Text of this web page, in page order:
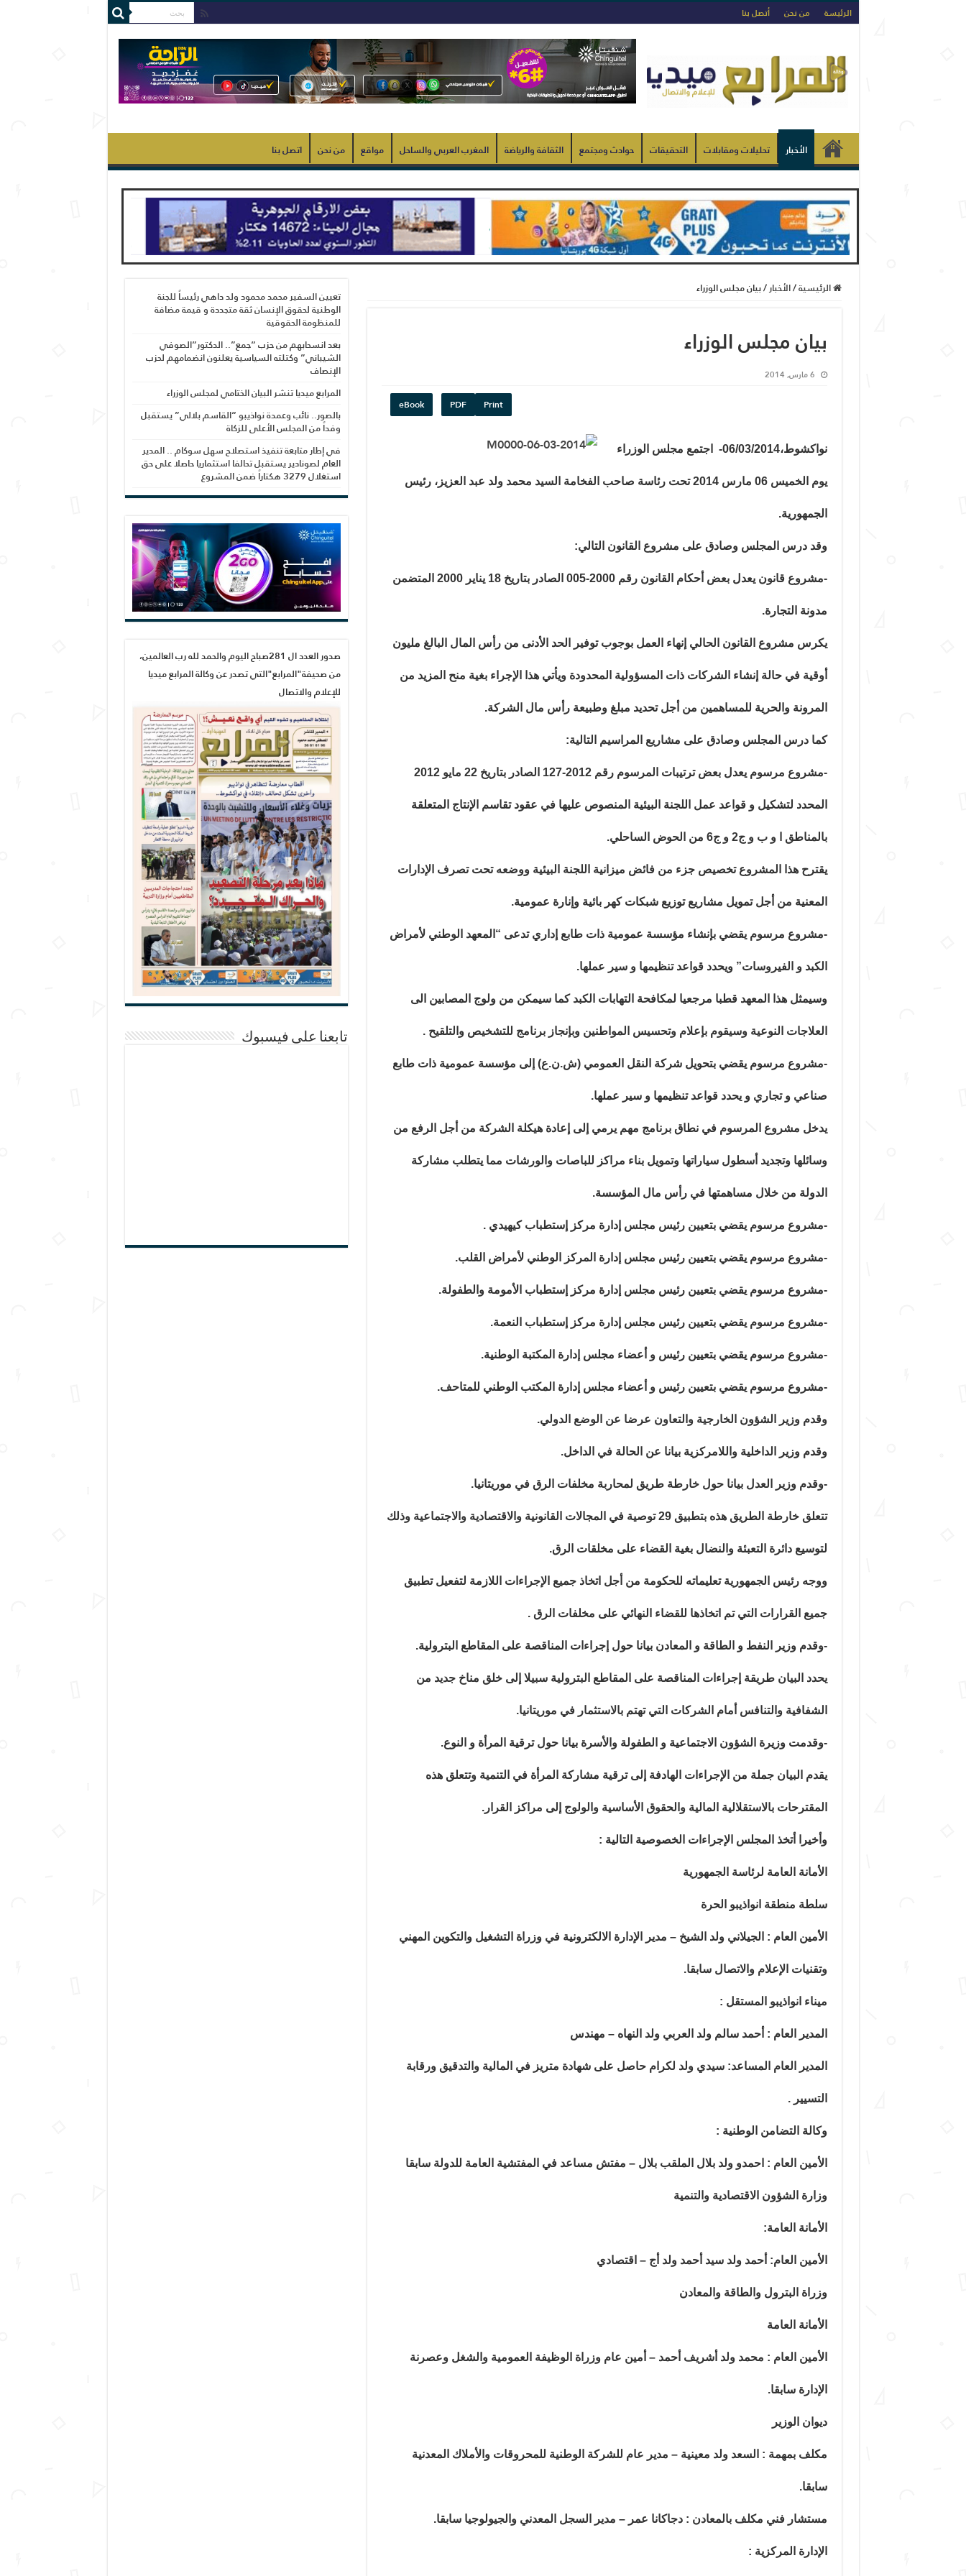
الرئيسة من نحن أتصل بنا
الأخبار تحليلات ومقابلات التحقيقات حوادث ومجتمع الثقافة والرياضة المغرب العربي والساحل مواقع من نحن اتصل بنا
الرئيسية/الأخبار/بيان مجلس الوزراء
بيان مجلس الوزراء
6 مارس, 2014
Print
PDF
eBook
نواكشوط،06/03/2014- اجتمع مجلس الوزراء
يوم الخميس 06 مارس 2014 تحت رئاسة صاحب الفخامة السيد محمد ولد عبد العزيز، رئيس
الجمهورية.
وقد درس المجلس وصادق على مشروع القانون التالي:
-مشروع قانون يعدل بعض أحكام القانون رقم 2000-005 الصادر بتاريخ 18 يناير 2000 المتضمن
مدونة التجارة.
يكرس مشروع القانون الحالي إنهاء العمل بوجوب توفير الحد الأدنى من رأس المال البالغ مليون
أوقية في حالة إنشاء الشركات ذات المسؤولية المحدودة ويأتي هذا الإجراء بغية منح المزيد من
المرونة والحرية للمساهمين من أجل تحديد مبلغ وطبيعة رأس مال الشركة.
كما درس المجلس وصادق على مشاريع المراسيم التالية:
-مشروع مرسوم يعدل بعض ترتيبات المرسوم رقم 2012-127 الصادر بتاريخ 22 مايو 2012
المحدد لتشكيل و قواعد عمل اللجنة البيئية المنصوص عليها في عقود تقاسم الإنتاج المتعلقة
بالمناطق ا و ب و ج2 و ج6 من الحوض الساحلي.
يقترح هذا المشروع تخصيص جزء من فائض ميزانية اللجنة البيئية ووضعه تحت تصرف الإدارات
المعنية من أجل تمويل مشاريع توزيع شبكات كهر بائية وإنارة عمومية.
-مشروع مرسوم يقضي بإنشاء مؤسسة عمومية ذات طابع إداري تدعى “المعهد الوطني لأمراض
الكبد و الفيروسات” ويحدد قواعد تنظيمها و سير عملها.
وسيمثل هذا المعهد قطبا مرجعيا لمكافحة التهابات الكبد كما سيمكن من ولوج المصابين الى
العلاجات النوعية وسيقوم بإعلام وتحسيس المواطنين وبإنجاز برنامج للتشخيص والتلقيح .
-مشروع مرسوم يقضي بتحويل شركة النقل العمومي (ش.ن.ع) إلى مؤسسة عمومية ذات طابع
صناعي و تجاري و يحدد قواعد تنظيمها و سير عملها.
يدخل مشروع المرسوم في نطاق برنامج مهم يرمي إلى إعادة هيكلة الشركة من أجل الرفع من
وسائلها وتجديد أسطول سياراتها وتمويل بناء مراكز للباصات والورشات مما يتطلب مشاركة
الدولة من خلال مساهمتها في رأس مال المؤسسة.
-مشروع مرسوم يقضي بتعيين رئيس مجلس إدارة مركز إستطباب كيهيدي .
-مشروع مرسوم يقضي بتعيين رئيس مجلس إدارة المركز الوطني لأمراض القلب.
-مشروع مرسوم يقضي بتعيين رئيس مجلس إدارة مركز إستطباب الأمومة والطفولة.
-مشروع مرسوم يقضي بتعيين رئيس مجلس إدارة مركز إستطباب النعمة.
-مشروع مرسوم يقضي بتعيين رئيس و أعضاء مجلس إدارة المكتبة الوطنية.
-مشروع مرسوم يقضي بتعيين رئيس و أعضاء مجلس إدارة المكتب الوطني للمتاحف.
وقدم وزير الشؤون الخارجية والتعاون عرضا عن الوضع الدولي.
وقدم وزير الداخلية واللامركزية بيانا عن الحالة في الداخل.
-وقدم وزير العدل بيانا حول خارطة طريق لمحاربة مخلفات الرق في موريتانيا.
تتعلق خارطة الطريق هذه بتطبيق 29 توصية في المجالات القانونية والاقتصادية والاجتماعية وذلك
لتوسيع دائرة التعبئة والنضال بغية القضاء على مخلقات الرق.
ووجه رئيس الجمهورية تعليماته للحكومة من أجل اتخاذ جميع الإجراءات اللازمة لتفعيل تطبيق
جميع القرارات التي تم اتخاذها للقضاء النهائي على مخلفات الرق .
-وقدم وزير النفط و الطاقة و المعادن بيانا حول إجراءات المناقصة على المقاطع البترولية.
يحدد البيان طريقة إجراءات المناقصة على المقاطع البترولية سبيلا إلى خلق مناخ جديد من
الشفافية والتنافس أمام الشركات التي تهتم بالاستثمار في موريتانيا.
-وقدمت وزيرة الشؤون الاجتماعية و الطفولة والأسرة بيانا حول ترقية المرأة و النوع.
يقدم البيان جملة من الإجراءات الهادفة إلى ترقية مشاركة المرأة في التنمية وتتعلق هذه
المقترحات بالاستقلالية المالية والحقوق الأساسية والولوج إلى مراكز القرار.
وأخيرا أتخذ المجلس الإجراءات الخصوصية التالية :
الأمانة العامة لرئاسة الجمهورية
سلطة منطقة انواذيبو الحرة
الأمين العام : الجيلاني ولد الشيخ – مدير الإدارة الالكترونية في وزراة التشغيل والتكوين المهني
وتقنيات الإعلام والاتصال سابقا.
ميناء انواذيبو المستقل :
المدير العام : أحمد سالم ولد العربي ولد النهاه – مهندس
المدير العام المساعد: سيدي ولد لكرام حاصل على شهادة متريز في المالية والتدقيق ورقابة
التسيير .
وكالة التضامن الوطنية :
الأمين العام : احمدو ولد بلال الملقب بلال – مفتش مساعد في المفتشية العامة للدولة سابقا
وزارة الشؤون الاقتصادية والتنمية
الأمانة العامة:
الأمين العام: أحمد ولد سيد أحمد ولد أج – اقتصادي
وزراة البترول والطاقة والمعادن
الأمانة العامة
الأمين العام : محمد ولد أشريف أحمد – أمين عام وزراة الوظيفة العمومية والشغل وعصرنة
الإدارة سابقا.
ديوان الوزير
مكلف بمهمة : السعد ولد معينية – مدير عام للشركة الوطنية للمحروقات والأملاك المعدنية
سابقا.
مستشار فني مكلف بالمعادن : دجاكانا عمر – مدير السجل المعدني والجيولوجيا سابقا.
الإدارة المركزية :
تعيين السفير محمد محمود ولد داهي رئيساً للجنة
الوطنية لحقوق الإنسان ثقة متجددة و قيمة مضافة
للمنظومة الحقوقية
بعد انسحابهم من حزب “جمع”.. الدكتور”الصوفي
الشيباني” وكتلته السياسية يعلنون انضمامهم لحزب
الإنصاف
المرابع ميديا تنشر البيان الختامي لمجلس الوزراء
بالصور.. نائب وعمدة نواذيبو “القاسم بلالي” يستقبل
وفداً من المجلس الأعلى للزكاة
في إطار متابعة تنفيذ استصلاح سهل سوكام .. المدير
العام لصونادير يستقبل تحالفا استثماريا حاصلا على حق
استغلال 3279 هكتاراً ضمن المشروع
صدور العدد ال 281صباح اليوم والحمد لله رب العالمين،
من صحيفة"المرابع"التي تصدر عن وكالة المرابع ميديا
للإعلام والاتصال
تابعنا على فيسبوك